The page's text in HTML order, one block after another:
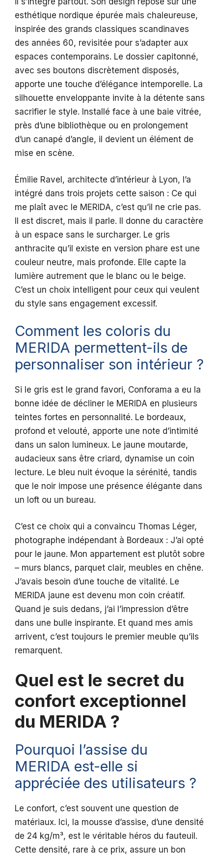
esthétique nordique épurée mais chaleureuse,
inspirée des grands classiques scandinaves
des années 60, revisitée pour s’adapter aux
espaces contemporains. Le dossier capitonné,
avec ses boutons discrètement disposés,
apporte une touche d’élégance intemporelle. La
silhouette enveloppante invite à la détente sans
sacrifier le style. Installé face à une baie vitrée,
près d’une bibliothèque ou en prolongement
d’un canapé d’angle, il devient un élément de
mise en scène.
Émilie Ravel, architecte d’intérieur à Lyon, l’a
intégré dans trois projets cette saison : Ce qui
me plaît avec le MERIDA, c’est qu’il ne crie pas.
Il est discret, mais il parle. Il donne du caractère
à un espace sans le surcharger. Le gris
anthracite qu’il existe en version phare est une
couleur neutre, mais profonde. Elle capte la
lumière autrement que le blanc ou le beige.
C’est un choix intelligent pour ceux qui veulent
du style sans engagement excessif.
Comment les coloris du
MERIDA permettent-ils de
personnaliser son intérieur ?
Si le gris est le grand favori, Conforama a eu la
bonne idée de décliner le MERIDA en plusieurs
teintes fortes en personnalité. Le bordeaux,
profond et velouté, apporte une note d’intimité
dans un salon lumineux. Le jaune moutarde,
audacieux sans être criard, dynamise un coin
lecture. Le bleu nuit évoque la sérénité, tandis
que le noir impose une présence élégante dans
un loft ou un bureau.
C’est ce choix qui a convaincu Thomas Léger,
photographe indépendant à Bordeaux : J’ai opté
pour le jaune. Mon appartement est plutôt sobre
– murs blancs, parquet clair, meubles en chêne.
J’avais besoin d’une touche de vitalité. Le
MERIDA jaune est devenu mon coin créatif.
Quand je suis dedans, j’ai l’impression d’être
dans une bulle inspirante. Et quand mes amis
arrivent, c’est toujours le premier meuble qu’ils
remarquent.
Quel est le secret du
confort exceptionnel
du MERIDA ?
Pourquoi l’assise du
MERIDA est-elle si
appréciée des utilisateurs ?
Le confort, c’est souvent une question de
matériaux. Ici, la mousse d’assise, d’une densité
de 24 kg/m³, est le véritable héros du fauteuil.
Cette densité, rare à ce prix, assure un bon